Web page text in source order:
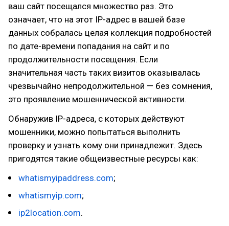
ваш сайт посещался множество раз. Это
означает, что на этот IP-адрес в вашей базе
данных собралась целая коллекция подробностей
по дате-времени попадания на сайт и по
продолжительности посещения. Если
значительная часть таких визитов оказывалась
чрезвычайно непродолжительной — без сомнения,
это проявление мошеннической активности.
Обнаружив IP-адреса, с которых действуют
мошенники, можно попытаться выполнить
проверку и узнать кому они принадлежит. Здесь
пригодятся такие общеизвестные ресурсы как:
whatismyipaddress.com;
whatismyip.com;
ip2location.com.